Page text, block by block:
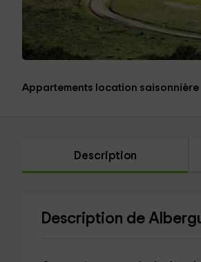
Appartements location saisonnière
Description
Description de